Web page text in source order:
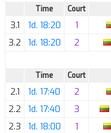
Time Court
3.1 1d. 18:20 1
3.2
1d. 18:20 2
Time Court
2.1 1d. 17:40 2
2.2
1d. 17:40 3
2.3
1d. 18:00 1